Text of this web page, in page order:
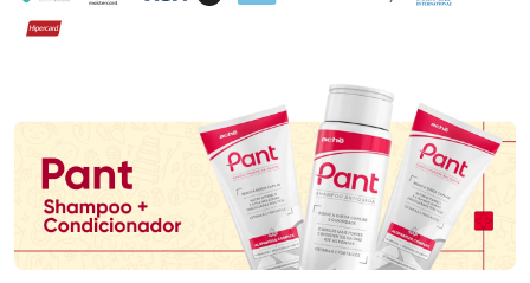
Hipercard
Promoção em Destaque